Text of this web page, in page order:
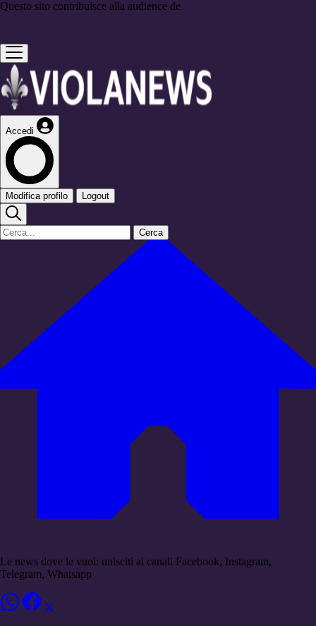
Questo sito contribuisce alla audience de
Accedi
Modifica profilo Logout
Cerca
Le news dove le vuoi: unisciti ai canali Facebook, Instagram,
Telegram, Whatsapp